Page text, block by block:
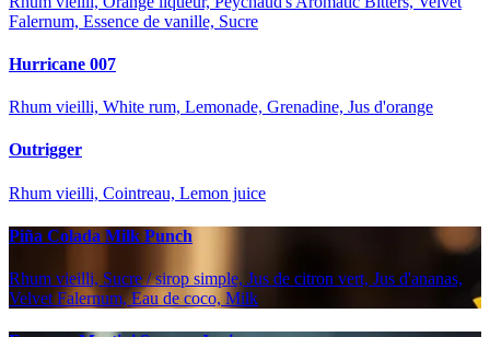
Falernum, Essence de vanille, Sucre
Hurricane 007
Rhum vieilli, White rum, Lemonade, Grenadine, Jus d'orange
Outrigger
Rhum vieilli, Cointreau, Lemon juice
Piña Colada Milk Punch
Rhum vieilli, Sucre / sirop simple, Jus de citron vert, Jus d'ananas,
Velvet Falernum, Eau de coco, Milk